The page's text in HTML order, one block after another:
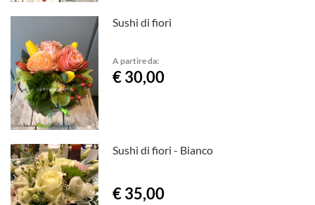
Sushi di fiori
A partire da:
€ 30,00
Sushi di fiori - Bianco
€ 35,00